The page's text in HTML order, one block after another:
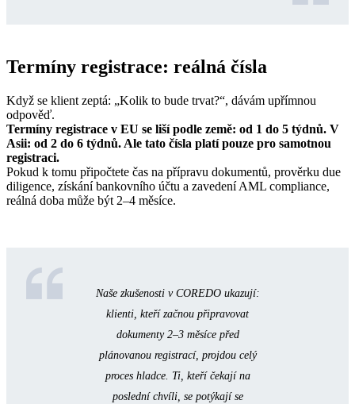
Termíny registrace: reálná čísla
Když se klient zeptá: „Kolik to bude trvat?“, dávám upřímnou
odpověď.
Termíny registrace v EU se liší podle země: od 1 do 5 týdnů. V
Asii: od 2 do 6 týdnů. Ale tato čísla platí pouze pro samotnou
registraci.
Pokud k tomu připočtete čas na přípravu dokumentů, prověrku due
diligence, získání bankovního účtu a zavedení AML compliance,
reálná doba může být 2–4 měsíce.
Naše zkušenosti v COREDO ukazují:
klienti, kteří začnou připravovat
dokumenty 2–3 měsíce před
plánovanou registrací, projdou celý
proces hladce. Ti, kteří čekají na
poslední chvíli, se potýkají se